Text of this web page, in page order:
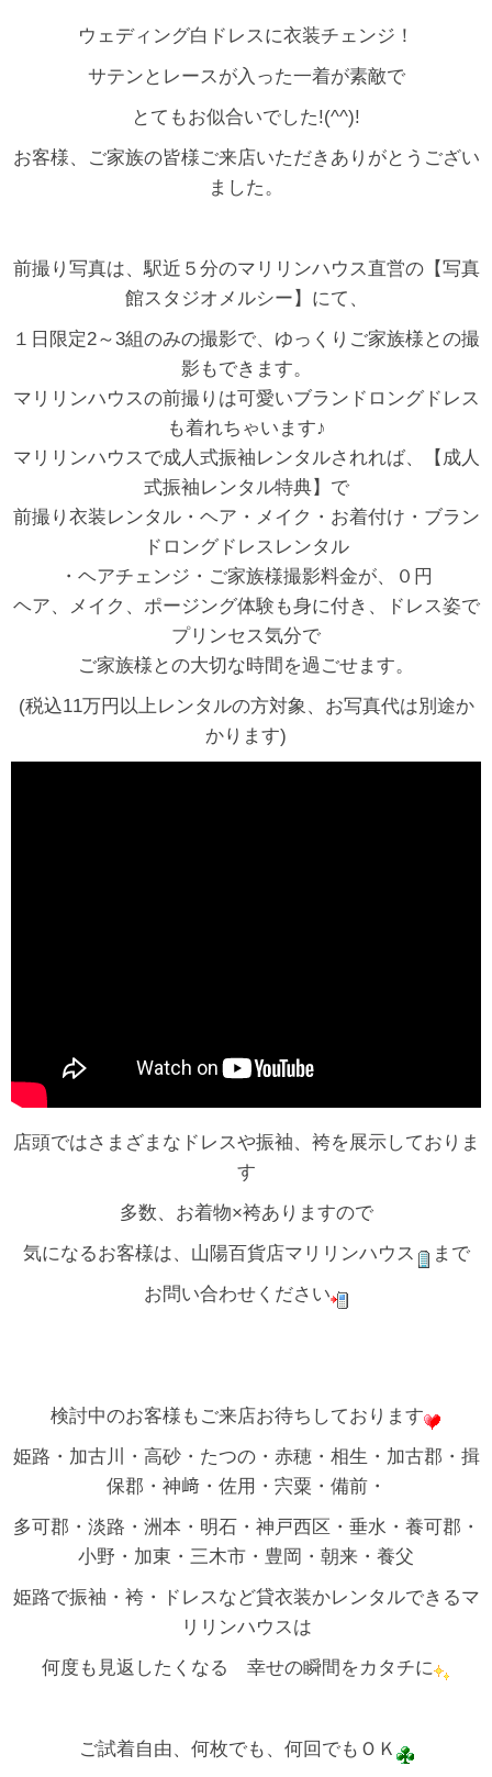
ウェディング白ドレスに衣装チェンジ！
サテンとレースが入った一着が素敵で
とてもお似合いでした!(^^)!
お客様、ご家族の皆様ご来店いただきありがとうござい
ました。
前撮り写真は、駅近５分のマリリンハウス直営の【写真
館スタジオメルシー】にて、
１日限定2～3組のみの撮影で、ゆっくりご家族様との撮
影もできます。
マリリンハウスの前撮りは可愛いブランドロングドレス
も着れちゃいます♪
マリリンハウスで成人式振袖レンタルされれば、【成人
式振袖レンタル特典】で
前撮り衣装レンタル・ヘア・メイク・お着付け・ブラン
ドロングドレスレンタル
・ヘアチェンジ・ご家族様撮影料金が、０円
ヘア、メイク、ポージング体験も身に付き、ドレス姿で
プリンセス気分で
ご家族様との大切な時間を過ごせます。
(税込11万円以上レンタルの方対象、お写真代は別途か
かります)
店頭ではさまざまなドレスや振袖、袴を展示しておりま
す
多数、お着物×袴ありますので
気になるお客様は、山陽百貨店マリリンハウス
まで
お問い合わせください
検討中のお客様もご来店お待ちしております
姫路・加古川・高砂・たつの・赤穂・相生・加古郡・揖
保郡・神﨑・佐用・宍粟・備前・
多可郡・淡路・洲本・明石・神戸西区・垂水・養可郡・
小野・加東・三木市・豊岡・朝来・養父
姫路で振袖・袴・ドレスなど貸衣装かレンタルできるマ
リリンハウスは
何度も見返したくなる 幸せの瞬間をカタチに
ご試着自由、何枚でも、何回でもＯＫ